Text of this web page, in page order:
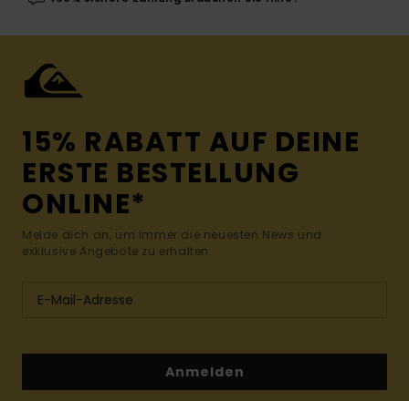
15% RABATT AUF DEINE
ERSTE BESTELLUNG
ONLINE*
Melde dich an, um immer die neuesten News und
exklusive Angebote zu erhalten.
Anmelden